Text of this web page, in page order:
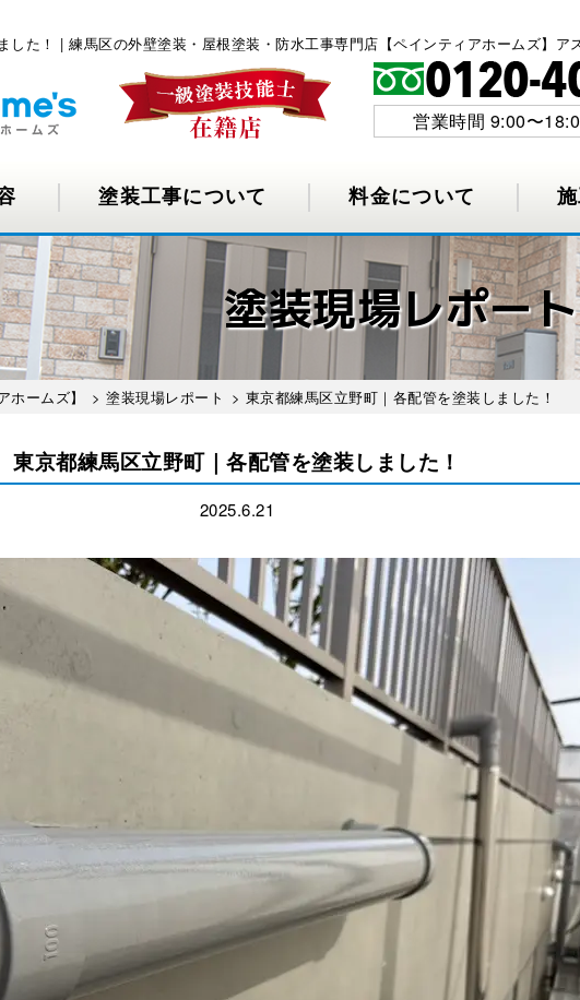
した！ | 練馬区の外壁塗装・屋根塗装・防水工事専門店【ペインティアホームズ】ア
営業時間 9:00〜
塗装工事について 料金について
塗装現場レポート
ームズ】 > 塗装現場レポート > 東京都練馬区立野町｜各配管を塗装しました！
東京都練馬区立野町｜各配管を塗装しました！
2025.6.21